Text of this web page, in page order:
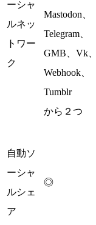
ーシャ
ルネッ
トワー
ク
Mastodon、
Telegram、
GMB、Vk、
Webhook、
Tumblr
から２つ
自動ソ
ーシャ
ルシェ
ア
◎